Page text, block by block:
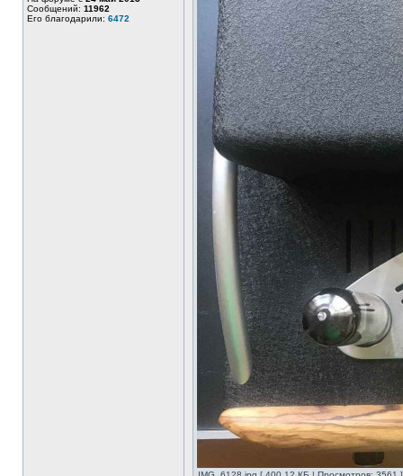
Сообщений: 11962
Его благодарили: 6472